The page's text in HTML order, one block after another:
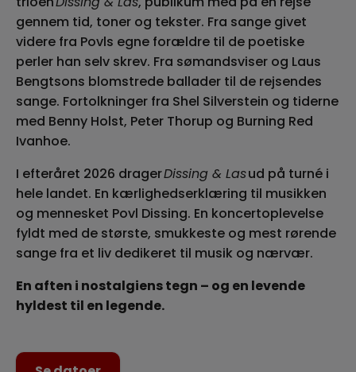
gennem tid, toner og tekster. Fra sange givet
videre fra Povls egne forældre til de poetiske
perler han selv skrev. Fra sømandsviser og Laus
Bengtsons blomstrede ballader til de rejsendes
sange. Fortolkninger fra Shel Silverstein og tiderne
med Benny Holst, Peter Thorup og Burning Red
Ivanhoe.
I efteråret 2026 dragerDissing & Lasud på turné i
hele landet. En kærlighedserklæring til musikken
og mennesket Povl Dissing. En koncertoplevelse
fyldt med de største, smukkeste og mest rørende
sange fra et liv dedikeret til musik og nærvær.
En aften i nostalgiens tegn – og en levende
hyldest til en legende.